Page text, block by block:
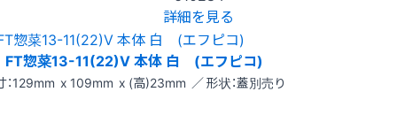
詳細を見る
FT惣菜13-11(22)V 本体 白 (エフピコ)
：129mm x 109mm x (高)23mm ／ 形状：蓋別売り